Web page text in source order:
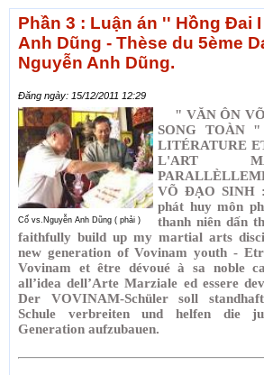
Phần 3 : Luận án '' Hồng Đai
Anh Dũng - Thèse du 5ème
Nguyễn Anh Dũng.
Đăng ngày: 15/12/2011 12:29
Cố vs.Nguyễn Anh Dũng ( phải )
" VĂN ÔN VÕ
SONG TOÀN
LITÉRATURE
L'ART
VÕ ÐẠO SINH
phát huy môn
thanh niên dấn
faithfully build up my martial arts
new generation of Vovinam youth -
Vovinam et être dévoué à sa noble
all’idea dell’Arte Marziale ed essere
Der VOVINAM-Schüler soll
Schule verbreiten und helfen die
Generation aufzubauen.